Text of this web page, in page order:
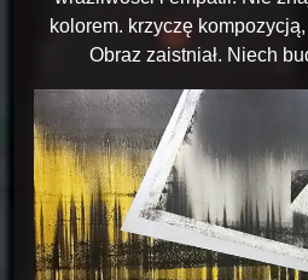
kolorem. krzyczę
Obraz zaistniał. Niech